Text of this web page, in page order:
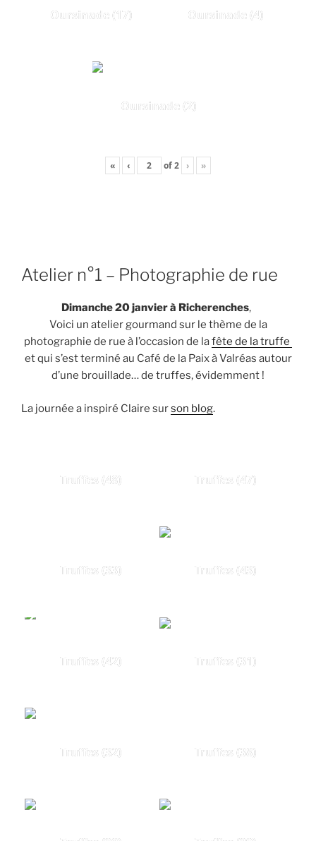
Oursinade (17) Oursinade (4)
Oursinade (2)
« ‹ of2 › »
Atelier n°1 – Photographie de rue
Dimanche 20 janvier à Richerenches,
Voici un atelier gourmand sur le thème de la
photographie de rue à l’occasion de lafête de la truffe
et qui s’est terminé au Café de la Paix à Valréas autour
d’une brouillade… de truffes, évidemment !
La journée a inspiré Claire surson blog.
Truffes (48) Truffes (47)
Truffes (33) Truffes (43)
Truffes (42) Truffes (31)
Truffes (32) Truffes (38)